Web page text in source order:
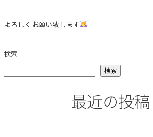
よろしくお願い致します
検索
検索
最近の投稿